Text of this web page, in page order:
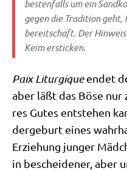
besten­falls um ein
gegen die Tra­di­ti­on geht,
be­reit­schaft. Der
Keim ersticken.
Paix Lit­ur­gi­queendet
aber läßt das Böse
res Gutes ent­ste­hen
der­ge­burt eines
Erzie­hung jun­ger
in beschei­de­ner, aber